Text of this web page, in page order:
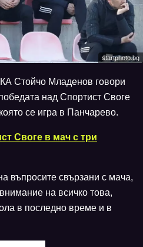
startphoto.bg
Стойчо Младенов говори
над Спортист Своге
се игра в Панчарево.
Своге в мач с три
въпросите свързани с мача,
на всичко това,
в последно време и в